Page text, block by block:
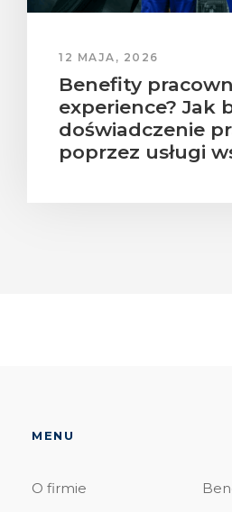
12 MAJA, 2026
Benefity
experience? Jak
doświadczenie
poprzez usługi
MENU
O firmie